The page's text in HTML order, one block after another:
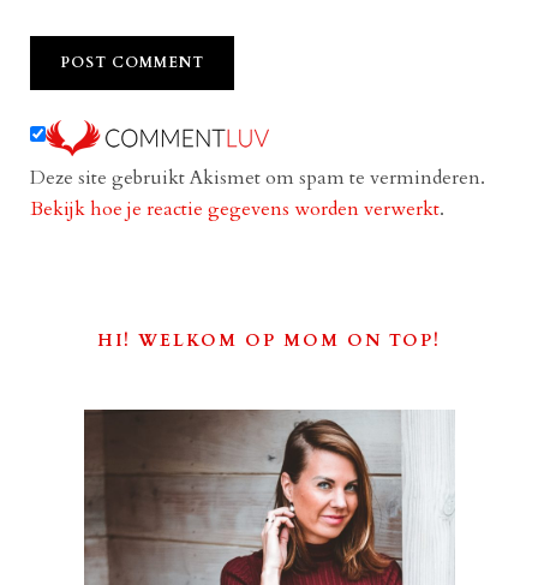
Deze site gebruikt Akismet om spam te verminderen.
Bekijk hoe je reactie gegevens worden verwerkt.
HI! WELKOM OP MOM ON TOP!